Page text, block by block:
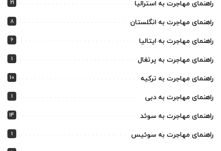
راهنمای مهاجرت به استرالیا 21
راهنمای مهاجرت به انگلستان 8
راهنمای مهاجرت به ایتالیا 6
راهنمای مهاجرت به پرتغال 1
راهنمای مهاجرت به ترکیه 10
راهنمای مهاجرت به دبی 1
راهنمای مهاجرت به سوئد 14
راهنمای مهاجرت به سوئیس 1